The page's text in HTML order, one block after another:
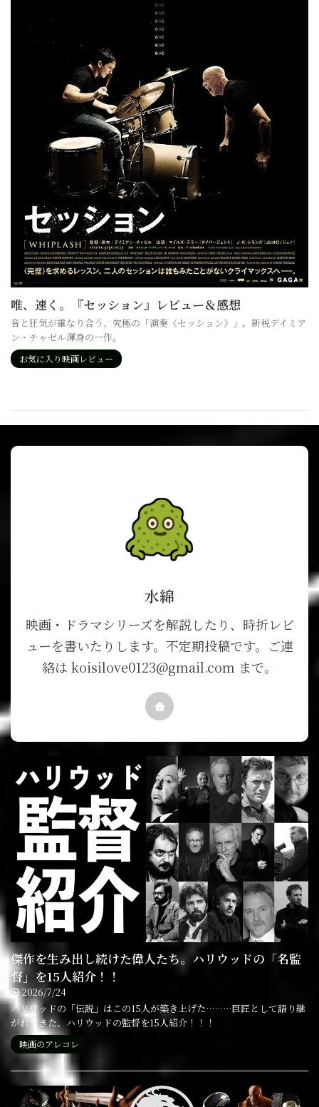
唯、速く。『セッション』レビュー＆感想
音と狂気が重なり合う、究極の「演奏《セッション》」。新税デイミア
ン・チャゼル渾身の一作。
お気に入り映画レビュー
水綿
映画・ドラマシリーズを解説したり、時折レビ
ューを書いたりします。不定期投稿です。ご連
絡は koisilove0123@gmail.com まで。
傑作を生み出し続けた偉人たち。ハリウッドの「名監
督」を15人紹介！！
2026/7/24
ハリウッドの「伝説」はこの15人が築き上げた………巨匠として語り継
がれてきた、ハリウッドの監督を15人紹介！！！
映画のアレコレ